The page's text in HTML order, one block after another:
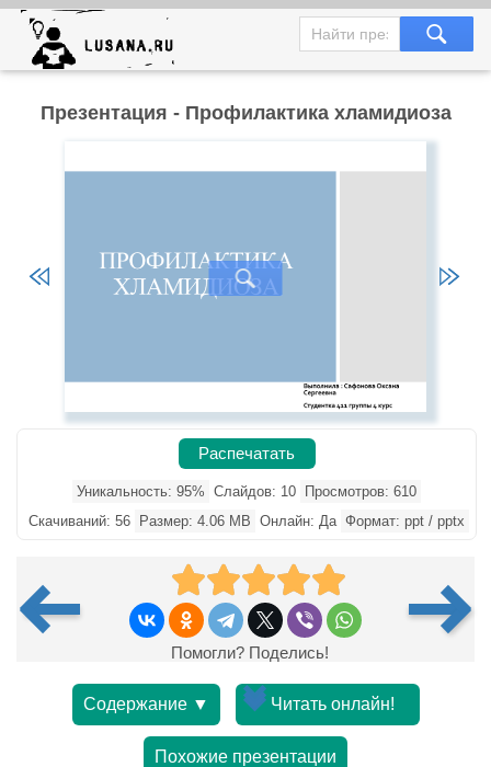
Презентация - Профилактика хламидиоза
Распечатать
Уникальность: 95% Слайдов: 10
Просмотров: 610
Скачиваний: 56
Размер: 4.06 MB Онлайн: Да Формат: ppt / pptx
Помогли? Поделись!
Содержание ▼ Читать онлайн!
Похожие презентации